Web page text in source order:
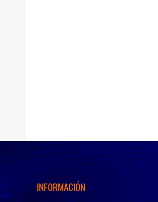
INFORMACIÓN